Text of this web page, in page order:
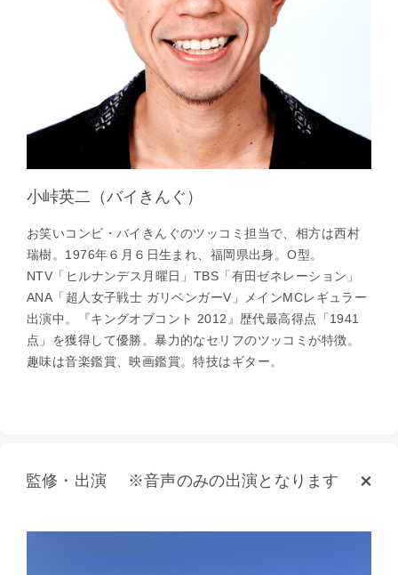
小峠英二（バイきんぐ）
お笑いコンビ・バイきんぐのツッコミ担当で、相方は西村
瑞樹。1976年６月６日生まれ、福岡県出身。O型。
NTV「ヒルナンデス月曜日」TBS「有田ゼネレーション」
ANA「超人女子戦士 ガリベンガーV」メインMCレギュラー
出演中。『キングオブコント 2012』歴代最高得点「1941
点」を獲得して優勝。暴力的なセリフのツッコミが特徴。
趣味は音楽鑑賞、映画鑑賞。特技はギター。
監修・出演 ※音声のみの出演となります